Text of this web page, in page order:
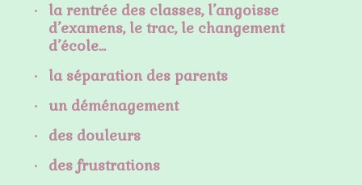
la rentrée des classes, l’angoisse
d’examens, le trac, le changement
d’école...
la séparation des parents
un déménagement
des douleurs
des frustrations